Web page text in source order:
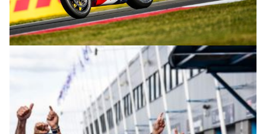
© M. Tormo & P. Diaz